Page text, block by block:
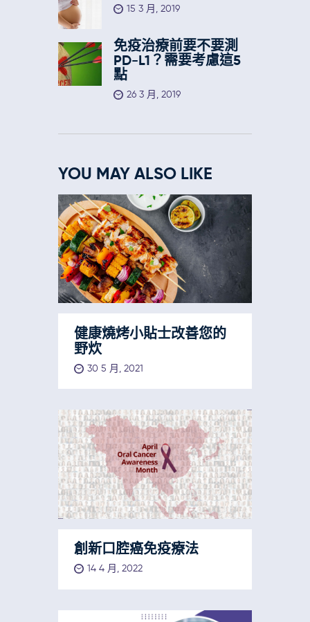
15 3 月, 2019
免疫治療前要不要測
PD-L1？需要考慮這5
點
26 3 月, 2019
YOU MAY ALSO LIKE
健康燒烤小貼士改善您的
野炊
30 5 月, 2021
創新口腔癌免疫療法
14 4 月, 2022